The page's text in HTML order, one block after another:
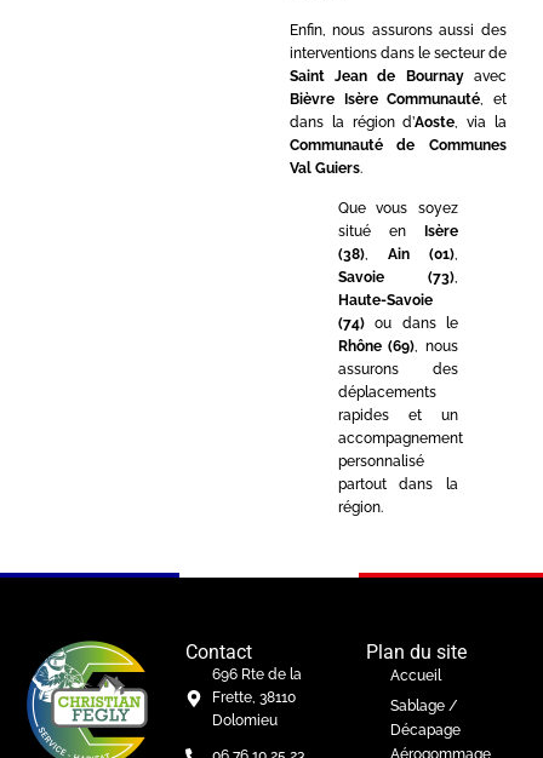
Enfin, nous assurons aussi des
interventions dans le secteur de
Saint Jean de Bournayavec
Bièvre Isère Communauté , et
dans la région d’Aoste , via la
Communauté de Communes
Val Guiers.
Que vous soyez
situé en
Isère
(38), Ain (01),
Savoie (73),
Haute-Savoie
(74)ou dans le
Rhône (69), nous
assurons des
déplacements
rapides et un
accompagnement
personnalisé
partout dans la
région.
Contact
696 Rte de la
Frette, 38110
Dolomieu
Plan du site
Accueil
Sablage /
Décapage